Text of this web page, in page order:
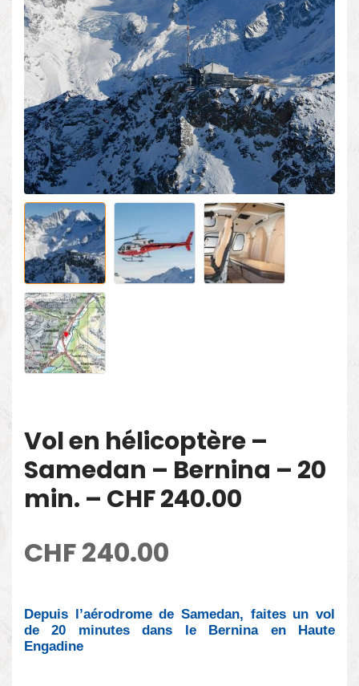
Vol en hélicoptère –
Samedan – Bernina – 20
min. – CHF 240.00
CHF240.00
Depuis l’aérodrome de Samedan, faites un vol
de 20 minutes dans le Bernina en Haute
Engadine